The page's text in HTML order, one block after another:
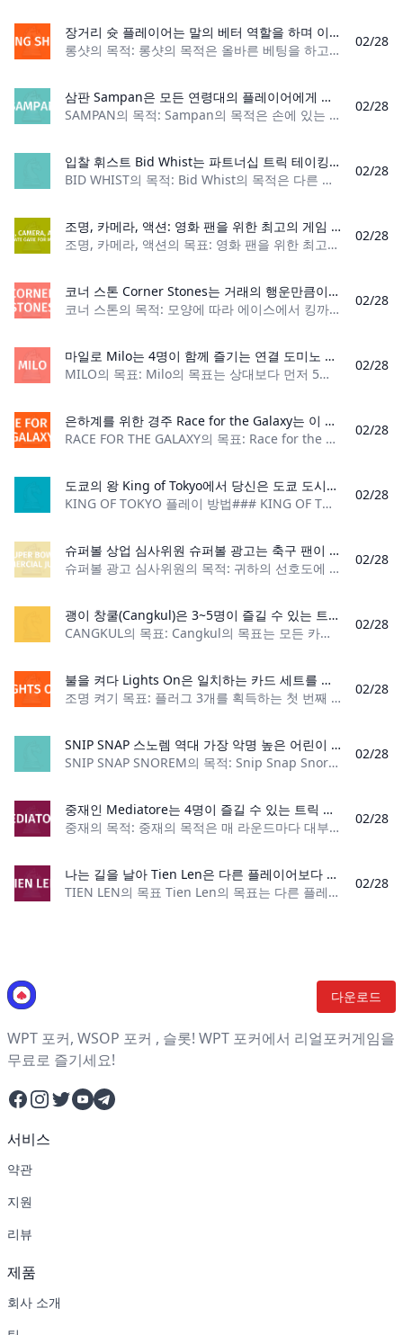
장거리 슛 플레이어는 말의 베터 역할을 하며 이제 베팅 현장에서 자신이 얼마나 좋은지 확인할 때입니다. 플레이어는 자신의 베팅을 비밀로 유지하도록 주의해야 합니다. 그렇지 않으면 다른 사람이 베팅을 훼손할 수 있습니다. 롱샷은 가족 친화적이며 최대 8명의 플레이어가 즐거운 시간을 보낼 수 있는 많은 기회를 제공합니다!
롱샷의 목적: 롱샷의 목적은 올바른 베팅을 하고 다른 플레이어보다 더 많은 돈을 버는 것입니다. 플레이어 수: 3~8명 재료: 말 카드 10개, 말 주사위 1개, 이동 주
02/28
삼판 Sampan은 모든 연령대의 플레이어에게 완벽한 놀랍도록 쉬운 게임입니다. 중국에서 유래되어 어린이 파티 게임으로 가장 잘 알려져 있지만 누구에게나 즐거운 과거의 시간입니다! 게임의 목표는 손에 있는 모든 카드를 없애는 것입니다. 당신이 그것을 가장 먼저 할 수 있다면, 당신은 승리합니다!
SAMPAN의 목적: Sampan의 목적은 손에 있는 모든 카드를 사용하는 것입니다. 플레이어 수: 2~8명 재료: 52개 카드 덱 2개 게임 유형: 어린이 카드 게
02/28
입찰 휘스트 Bid Whist는 파트너십 트릭 테이킹 게임입니다. 이는 2명으로 구성된 팀에 4명의 플레이어가 있다는 의미입니다. 이 팀은 베팅과 승리 트릭을 통해 경쟁하게 됩니다.
BID WHIST의 목적: Bid Whist의 목적은 다른 팀보다 먼저 목표 점수에 도달하는 것입니다. 플레이어 수: 4명 재료: 표준 카드 덱 1개와 조커 2개(빨간색, 검
02/28
조명, 카메라, 액션: 영화 팬을 위한 최고의 게임 조명, 카메라, 액션: 영화 팬을 위한 최고의 게임은 3명 이상의 플레이어가 플레이할 수 있는 파티 카드 게임입니다. 게임의 목표는 5장의 카드를 가장 먼저 획득하는 플레이어가 되는 것입니다.
조명, 카메라, 액션의 목표: 영화 팬을 위한 최고의 게임: 조명, 카메라, 액션의 목표: 영화 팬을 위한 최고의 게임은 카드 5장을 획득하는 첫 번째 플레이어가 되는 것
02/28
코너 스톤 Corner Stones는 거래의 행운만큼이나 손 관리에 많이 의존하는 더블 데크 솔리테어 게임입니다. 두 단계에 걸쳐 진행되는 플레이어는 먼저 거래를 주의 깊게 관찰해야 합니다. 적합한 기초 카드를 사용할 수 있게 되면 해당 카드를 그곳으로 옮겨야 합니다. 거래가 완료된 후 플레이어는 카드를 찾고 기초 더미 구축을 완료하기 위해 테이블을 관리해야 합니다.
코너 스톤의 목적: 모양에 따라 에이스에서 킹까지 4개의 기초를 쌓고, 킹에서 에이스까지 4개의 기초를 쌓습니다. 플레이어 수: 1명 카드 수: 104장의 카드 카드
02/28
마일로 Milo는 4명이 함께 즐기는 연결 도미노 게임입니다. 게임의 목표는 5점 이상을 획득하여 승리하는 것입니다.
MILO의 목표: Milo의 ​​목표는 상대보다 먼저 5점에 도달하는 것입니다. 플레이어 수: 4명 재료: 더블 6개 세트의 도미노 1개, 점수를 유지하는 방법,
02/28
은하계를 위한 경주 Race for the Galaxy는 이 세상에서 벗어난 경험을 원하는 플레이어에게 완벽한 게임입니다! 플레이어는 자신만의 은하계 세계를 건설합니다. 플레이어는 게임 내내 승점을 획득하며, 가장 많이 축적한 플레이어가 승리합니다!
RACE FOR THE GALAXY의 목표: Race for the Galaxy의 목표는 게임이 끝날 때까지 가장 많은 승점을 획득하는 것입니다. 플레이어 수: 2~4명 재료: 월드 카드 5장,
02/28
도쿄의 왕 King of Tokyo에서 당신은 도쿄 도시를 약탈하려는 6명의 괴물 중 한 명으로 플레이합니다. 게임 규칙에 따라 경쟁적인 격투 게임을 플레이하는 방법을 알아보세요.
KING OF TOKYO 플레이 방법### KING OF TOKYO의 목표: 최후의 괴물이 되어 보세요. 플레이어 수: 2~6명 재료: 개별 몬스터 보드 6개, 몬스터 카드 66개, 플라스틱
02/28
슈퍼볼 상업 심사위원 슈퍼볼 광고는 축구 팬이 아닌 사람들도 슈퍼볼을 시청하는 이유입니다. 슈퍼볼 광고 심사위원은 모두가 고예산 슈퍼볼 광고에 참여하게 만드는 재미있는 게임입니다!
슈퍼볼 광고 심사위원의 목적: 귀하의 선호도에 따라 각 슈퍼볼 광고를 심사합니다. 플레이어 수: 2명 이상 재료: 각 플레이어의 DIY 스코어카드, 펜 게임 유형: 슈퍼볼
02/28
괭이 창쿨(Cangkul)은 3~5명이 즐길 수 있는 트릭 테이킹 카드 게임입니다. Burro라는 게임과 비슷합니다. 이 게임에서 플레이어는 마지막 카드를 플레이하고 손을 비우는 첫 번째 플레이어가 되기 위해 경쟁하게 됩니다.
CANGKUL의 목표: Cangkul의 목표는 모든 카드를 사용하는 첫 번째 플레이어가 되는 것입니다. 플레이어 수: 3~5명 재료: 52장의 카드로 구성된 표
02/28
불을 켜다 Lights On은 일치하는 카드 세트를 구축하려는 플레이어와의 파트너십 게임입니다. 플레이어가 세트를 갖고 나면 파트너에게 신호를 보낸 다음 불이 켜집니다!라고 말해야 합니다. 신호를 보내다 적발되면 팀이 라운드에서 패배합니다.
조명 켜기 목표: 플러그 3개를 획득하는 첫 번째 팀이 되세요 플레이어 수: 4명 내용물: 색상별 전구 5개, 버블 전구 카드 5개, 플러그 카드 5개, 파손된 전구 카드 5
02/28
SNIP SNAP 스노렘 역대 가장 악명 높은 어린이 게임 중 하나이면서도 모든 연령대가 즐길 수 있는 Snip, Snap, Snorem을 플레이하는 방법을 알아보세요. Gamerules.org에서 플레이하는 법을 배우세요
SNIP SNAP SNOREM의 목적: Snip Snap Snorem의 목표는 모든 카드를 제거하는 데 성공한 최초의 플레이어가 되는 것입니다. 플레이어 수: 2명 이상 카드 수: 52 카드 순
02/28
중재인 Mediatore는 4명이 즐길 수 있는 트릭 테이킹 카드 게임입니다. 게임의 목표는 팀이 각 라운드에서 대부분의 점수를 획득하도록 하는 것입니다. 이것은 게임에서 승리하기 위한 판돈이나 포인트를 얻습니다.
중재의 목적: 중재의 목적은 매 라운드마다 대부분의 포인트를 획득하는 것입니다. 플레이어 수: 4명 재료: 40장의 카드로 구성된 이탈리아 덱, 입찰에 사용할 칩이
02/28
나는 길을 날아 Tien Len은 다른 플레이어보다 먼저 손에 있는 모든 카드를 없애는 것을 목표로 하는 베트남 카드 게임입니다. 가능한 한 많은 카드를 버리려면 다른 플레이어가 플레이한 조합을 이겨야 합니다. 전략을 세우고 조합을 만들어 게임에서 승리하세요!
TIEN LEN의 목표 Tien Len의 목표는 다른 플레이어보다 먼저 손에서 모든 카드를 제거하는 것입니다. 플레이어 수: 4명 재료: 표준 52 카드 덱 1개 게임 유형: 등반 카드
02/28
다운로드
WPT 포커, WSOP 포커 , 슬롯! WPT 포커에서 리얼포커게임을
무료로 즐기세요!
Facebook
Instagram
Twitter
YouTube
Telegram
서비스
약관
지원
리뷰
제품
회사 소개